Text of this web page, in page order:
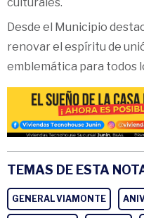
Desde el Municipio
renovar el espíritu de
emblemática para todos
TEMAS DE ESTA
GENERAL VIAMONTE